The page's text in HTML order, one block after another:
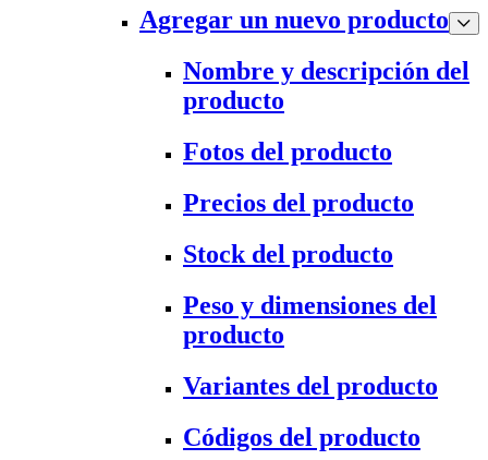
Agregar un nuevo producto
Nombre y descripción del
producto
Fotos del producto
Precios del producto
Stock del producto
Peso y dimensiones del
producto
Variantes del producto
Códigos del producto